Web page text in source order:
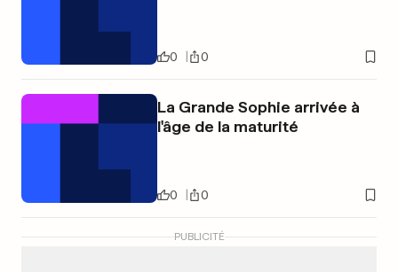
0 0
La Grande Sophie arrivée à
l'âge de la maturité
0 0
PUBLICITÉ